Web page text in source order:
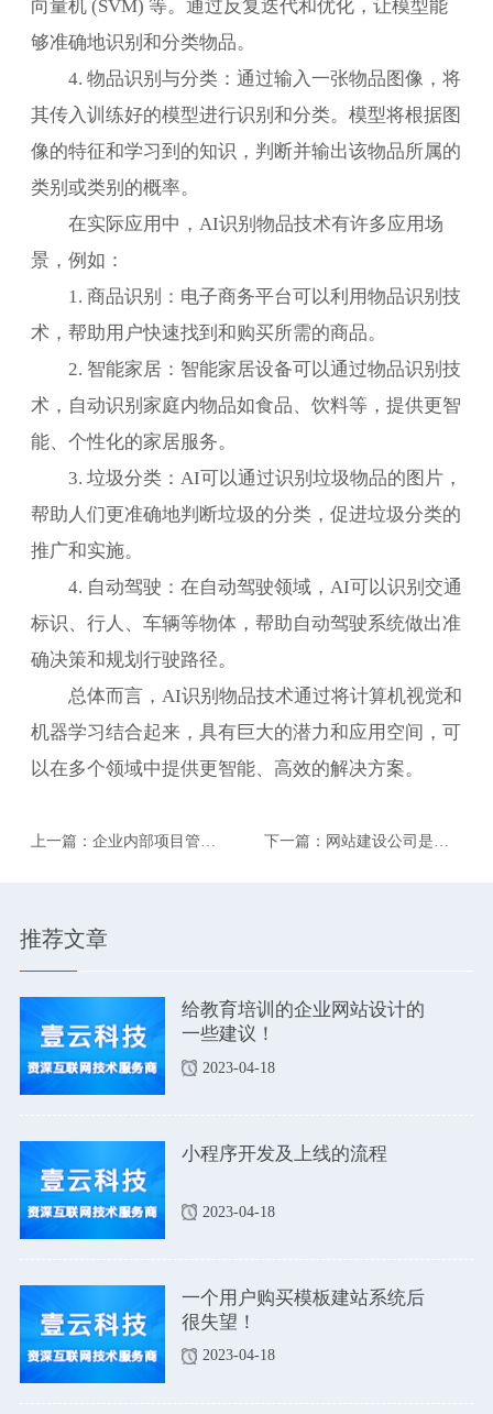
向量机 (SVM) 等。通过反复迭代和优化，让模型能
够准确地识别和分类物品。
4. 物品识别与分类：通过输入一张物品图像，将
其传入训练好的模型进行识别和分类。模型将根据图
像的特征和学习到的知识，判断并输出该物品所属的
类别或类别的概率。
在实际应用中，AI识别物品技术有许多应用场
景，例如：
1. 商品识别：电子商务平台可以利用物品识别技
术，帮助用户快速找到和购买所需的商品。
2. 智能家居：智能家居设备可以通过物品识别技
术，自动识别家庭内物品如食品、饮料等，提供更智
能、个性化的家居服务。
3. 垃圾分类：AI可以通过识别垃圾物品的图片，
帮助人们更准确地判断垃圾的分类，促进垃圾分类的
推广和实施。
4. 自动驾驶：在自动驾驶领域，AI可以识别交通
标识、行人、车辆等物体，帮助自动驾驶系统做出准
确决策和规划行驶路径。
总体而言，AI识别物品技术通过将计算机视觉和
机器学习结合起来，具有巨大的潜力和应用空间，可
以在多个领域中提供更智能、高效的解决方案。
上一篇：企业内部项目管理
下一篇：网站建设公司是如
推荐文章
给教育培训的企业网站设计的
一些建议！
2023-04-18
小程序开发及上线的流程
2023-04-18
一个用户购买模板建站系统后
很失望！
2023-04-18